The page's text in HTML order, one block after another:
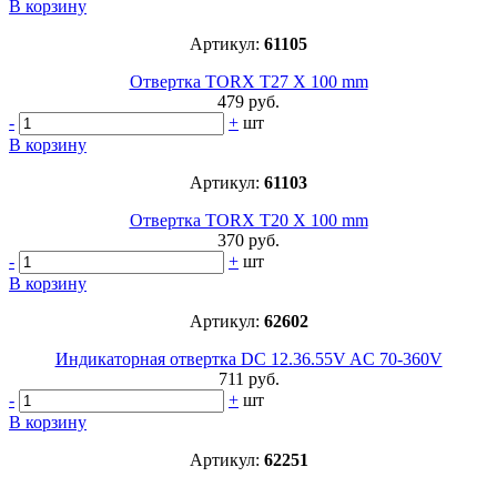
В корзину
Артикул: 61105
Отвертка TORX T27 X 100 mm
479 руб.
-
+ шт
В корзину
Артикул: 61103
Отвертка TORX T20 X 100 mm
370 руб.
-
+ шт
В корзину
Артикул: 62602
Индикаторная отвертка DC 12.36.55V AC 70-360V
711 руб.
-
+ шт
В корзину
Артикул: 62251